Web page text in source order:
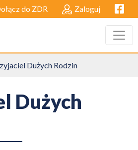
do ZDR Zaloguj
Dużych Rodzin
Dużych